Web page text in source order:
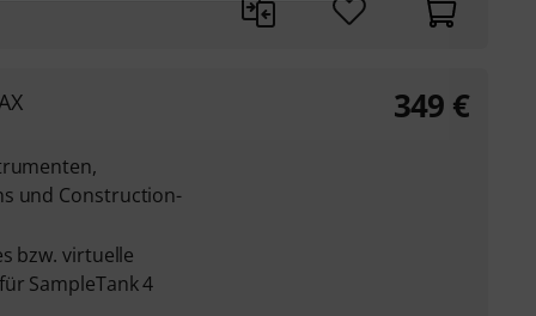
und Construction-
bzw. virtuelle
SampleTank 4
349 €